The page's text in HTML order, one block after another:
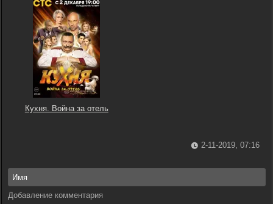
Кухня. Война за отель
2-11-2019, 07:16
Добавление комментария